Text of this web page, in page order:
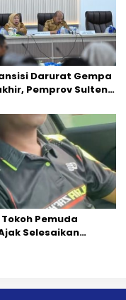
Darurat Gempa
Pemprov Sulteng
Tokoh Pemuda
Selesaikan